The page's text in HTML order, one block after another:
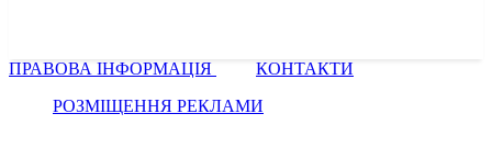
ПРАВОВА ІНФОРМАЦІЯ
КОНТАКТИ
РОЗМІЩЕННЯ РЕКЛАМИ